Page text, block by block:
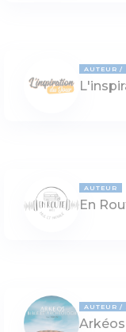
AUTEUR
AUTEUR
En
AUTEUR